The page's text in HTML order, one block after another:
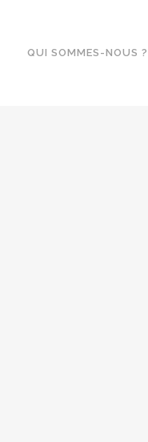
QUI SOMMES-NOUS ?